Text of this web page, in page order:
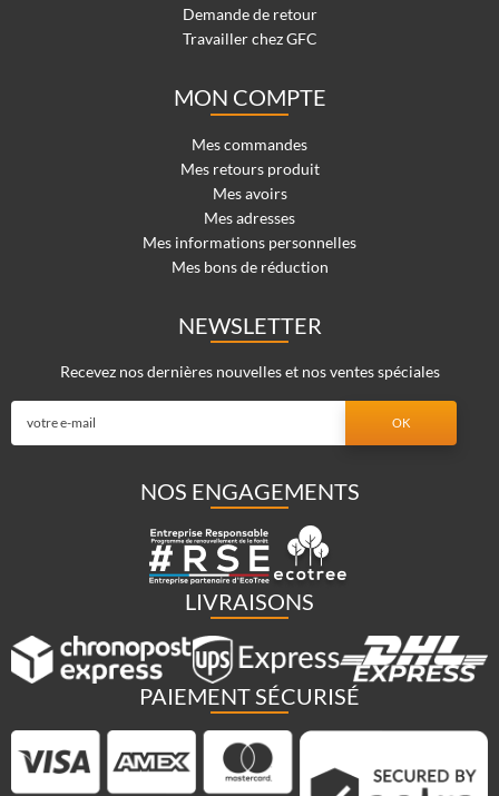
Demande de retour
Travailler chez GFC
MON COMPTE
Mes commandes
Mes retours produit
Mes avoirs
Mes adresses
Mes informations personnelles
Mes bons de réduction
NEWSLETTER
Recevez nos dernières nouvelles et nos ventes spéciales
NOS ENGAGEMENTS
LIVRAISONS
PAIEMENT SÉCURISÉ